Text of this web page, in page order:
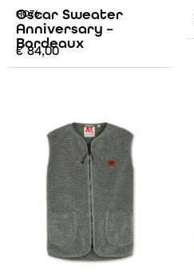
AO76
Oscar Sweater
Anniversary –
Bordeaux
€84,00